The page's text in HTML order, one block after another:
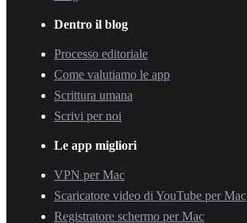
Dentro il blog
Processo editoriale
Come valutiamo le app
Scrittura umana
Scrivi per noi
Le app migliori
VPN per Mac
Scaricatore video di YouTube per Mac
Registratore schermo per Mac